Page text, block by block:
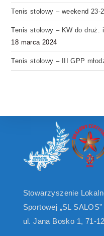
Tenis stołowy – weekend 23-
Tenis stołowy – KW do
18 marca 2024
Tenis stołowy – III GPP
Stowarzyszenie
Sportowej „SL
ul. Jana Bosko 1, 71-